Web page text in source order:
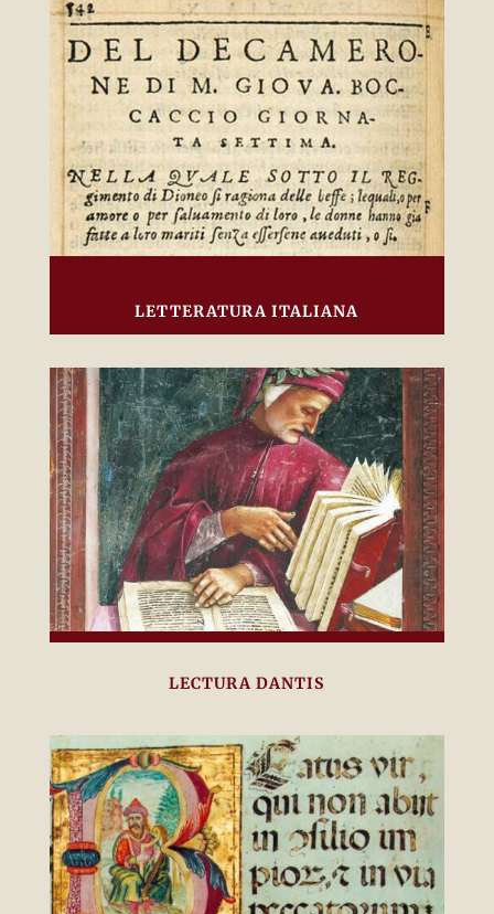
LETTERATURA ITALIANA
LECTURA DANTIS